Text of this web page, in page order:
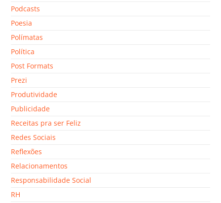
Podcasts
Poesia
Polímatas
Política
Post Formats
Prezi
Produtividade
Publicidade
Receitas pra ser Feliz
Redes Sociais
Reflexões
Relacionamentos
Responsabilidade Social
RH